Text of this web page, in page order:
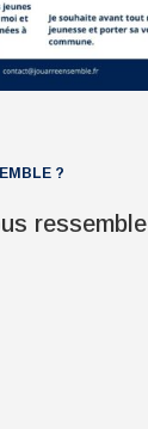
?
ressemble